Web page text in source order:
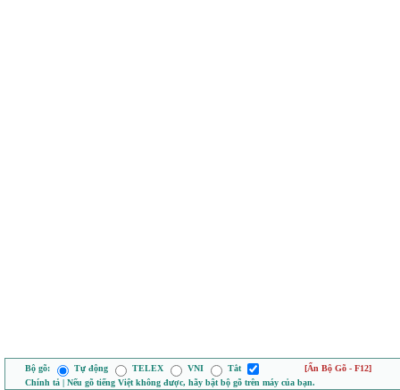
Bộ gõ: Tự động TELEX VNI Tắt
[Ẩn Bộ Gõ - F12]
Chính tả | Nếu gõ tiếng Việt không được, hãy bật bộ gõ trên máy của bạn.